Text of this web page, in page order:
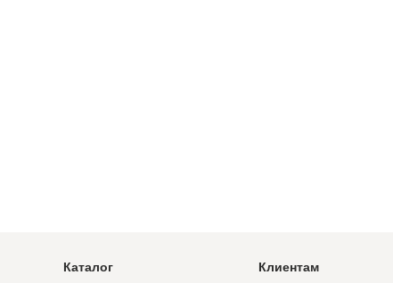
Каталог Клиентам